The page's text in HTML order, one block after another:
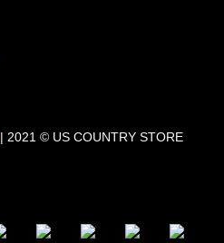
| 2021 © US COUNTRY STORE